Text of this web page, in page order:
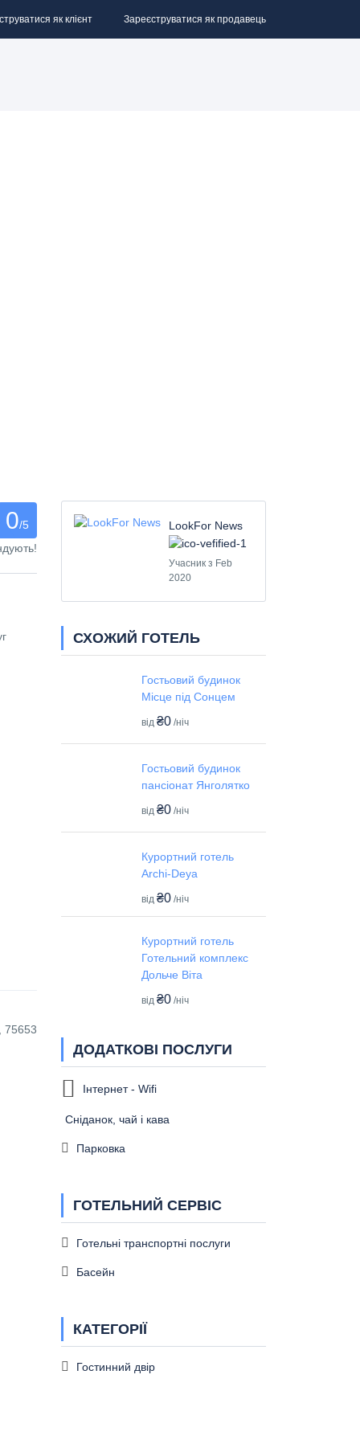
як клієнт Зареєструватися як продавець
0/5
75653
LookFor News
Учасник з Feb
2020
СХОЖИЙ ГОТЕЛЬ
Гостьовий будинок
Місце під Сонцем
від ₴0 /ніч
Гостьовий будинок
пансіонат Янголятко
від ₴0 /ніч
Курортний готель
Archi-Deya
від ₴0 /ніч
Курортний готель
Готельний комплекс
Дольче Віта
від ₴0 /ніч
ДОДАТКОВІ ПОСЛУГИ
Інтернет - Wifi
Сніданок, чай і кава
Парковка
ГОТЕЛЬНИЙ СЕРВІС
Готельні транспортні послуги
Басейн
КАТЕГОРІЇ
Гостинний двір